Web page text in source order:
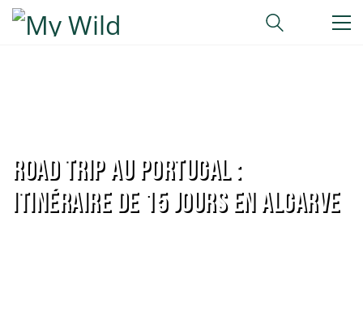
Road Trip au Portugal :
Itinéraire de 15 jours en Algarve